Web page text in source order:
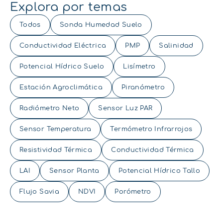
Explora por temas
Todos Sonda Humedad Suelo
Conductividad Eléctrica PMP Salinidad
Potencial Hídrico Suelo Lisímetro
Estación Agroclimática Piranómetro
Radiómetro Neto Sensor Luz PAR
Sensor Temperatura Termómetro Infrarrojos
Resistividad Térmica Conductividad Térmica
LAI Sensor Planta Potencial Hídrico Tallo
Flujo Savia NDVI Porómetro